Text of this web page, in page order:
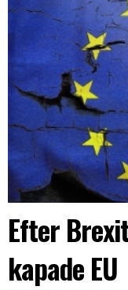
Efter
kapade EU